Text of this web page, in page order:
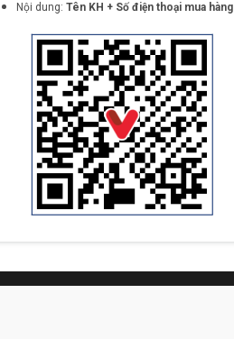
Nội dung: Tên KH + Số điện thoại mua hàng